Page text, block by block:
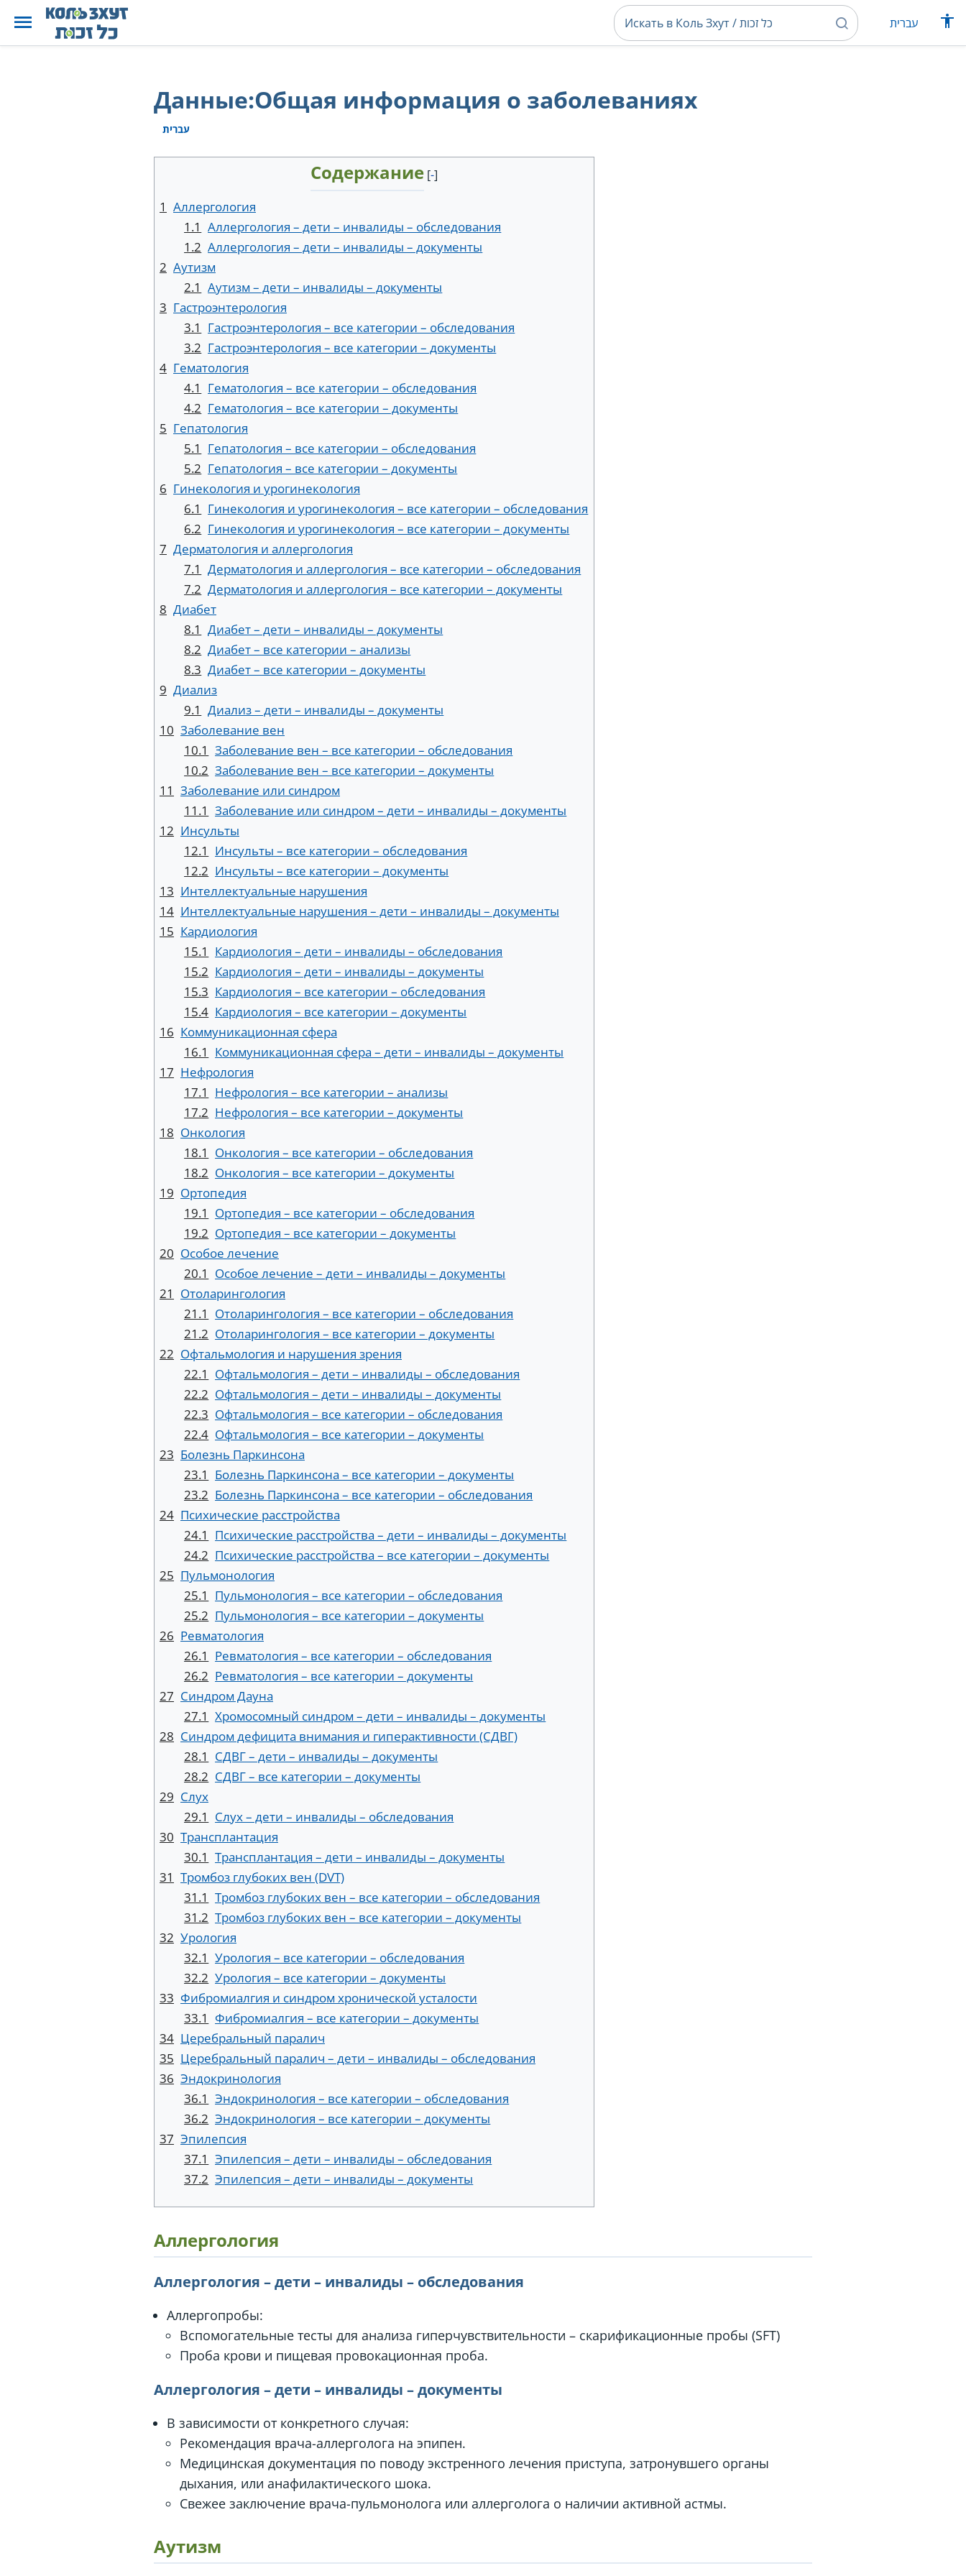
עברית
Данные:Общая информация о заболеваниях
עברית
Содержание
1 Аллергология
1.1 Аллергология – дети – инвалиды – обследования
1.2 Аллергология – дети – инвалиды – документы
2 Аутизм
2.1 Аутизм – дети – инвалиды – документы
3 Гастроэнтерология
3.1
Гастроэнтерология – все категории – обследования
3.2 Гастроэнтерология – все категории – документы
4 Гематология
4.1
Гематология – все категории – обследования
4.2 Гематология – все категории – документы
5 Гепатология
5.1
Гепатология – все категории – обследования
5.2 Гепатология – все категории – документы
6 Гинекология и урогинекология
6.1
Гинекология и урогинекология – все категории – обследования
6.2 Гинекология и урогинекология – все категории – документы
7 Дерматология и аллергология
7.1 Дерматология и аллергология – все категории – обследования
7.2 Дерматология и аллергология – все категории – документы
8 Диабет
8.1 Диабет – дети – инвалиды – документы
8.2 Диабет – все категории – анализы
8.3 Диабет – все категории – документы
9 Диализ
9.1 Диализ – дети – инвалиды – документы
10 Заболевание вен
10.1 Заболевание вен – все категории – обследования
10.2 Заболевание вен – все категории – документы
11 Заболевание или синдром
11.1 Заболевание или синдром – дети – инвалиды – документы
12 Инсульты
12.1
Инсульты – все категории – обследования
12.2 Инсульты – все категории – документы
13 Интеллектуальные нарушения
14 Интеллектуальные нарушения – дети – инвалиды – документы
15 Кардиология
15.1
Кардиология – дети – инвалиды – обследования
15.2 Кардиология – дети – инвалиды – документы
15.3 Кардиология – все категории – обследования
15.4 Кардиология – все категории – документы
16 Коммуникационная сфера
16.1
Коммуникационная сфера – дети – инвалиды – документы
17 Нефрология
17.1
Нефрология – все категории – анализы
17.2 Нефрология – все категории – документы
18 Онкология
18.1
Онкология – все категории – обследования
18.2 Онкология – все категории – документы
19 Ортопедия
19.1
Ортопедия – все категории – обследования
19.2 Ортопедия – все категории – документы
20 Особое лечение
20.1
Особое лечение – дети – инвалиды – документы
21
Отоларингология
21.1
Отоларингология – все категории – обследования
21.2 Отоларингология – все категории – документы
22 Офтальмология и нарушения зрения
22.1
Офтальмология – дети – инвалиды – обследования
22.2 Офтальмология – дети – инвалиды – документы
22.3 Офтальмология – все категории – обследования
22.4 Офтальмология – все категории – документы
23 Болезнь Паркинсона
23.1
Болезнь Паркинсона – все категории – документы
23.2 Болезнь Паркинсона – все категории – обследования
24 Психические расстройства
24.1
Психические расстройства – дети – инвалиды – документы
24.2 Психические расстройства – все категории – документы
25 Пульмонология
25.1
Пульмонология – все категории – обследования
25.2 Пульмонология – все категории – документы
26 Ревматология
26.1
Ревматология – все категории – обследования
26.2 Ревматология – все категории – документы
27 Синдром Дауна
27.1 Хромосомный синдром – дети – инвалиды – документы
28 Синдром дефицита внимания и гиперактивности (СДВГ)
28.1
СДВГ – дети – инвалиды – документы
28.2 СДВГ – все категории – документы
29 Слух
29.1
Слух – дети – инвалиды – обследования
30 Трансплантация
30.1 Трансплантация – дети – инвалиды – документы
31 Тромбоз глубоких вен (DVT)
31.1 Тромбоз глубоких вен – все категории – обследования
31.2 Тромбоз глубоких вен – все категории – документы
32 Урология
32.1 Урология – все категории – обследования
32.2 Урология – все категории – документы
33 Фибромиалгия и синдром хронической усталости
33.1
Фибромиалгия – все категории – документы
34 Церебральный паралич
35 Церебральный паралич – дети – инвалиды – обследования
36 Эндокринология
36.1 Эндокринология – все категории – обследования
36.2 Эндокринология – все категории – документы
37 Эпилепсия
37.1 Эпилепсия – дети – инвалиды – обследования
37.2 Эпилепсия – дети – инвалиды – документы
Аллергология
Аллергология – дети – инвалиды – обследования
Аллергопробы:
Вспомогательные тесты для анализа гиперчувствительности – скарификационные пробы (SFT)
Проба крови и пищевая провокационная проба.
Аллергология – дети – инвалиды – документы
В зависимости от конкретного случая:
Рекомендация врача-аллерголога на эпипен.
Медицинская документация по поводу экстренного лечения приступа, затронувшего органы
дыхания, или анафилактического шока.
Свежее заключение врача-пульмонолога или аллерголога о наличии активной астмы.
Аутизм